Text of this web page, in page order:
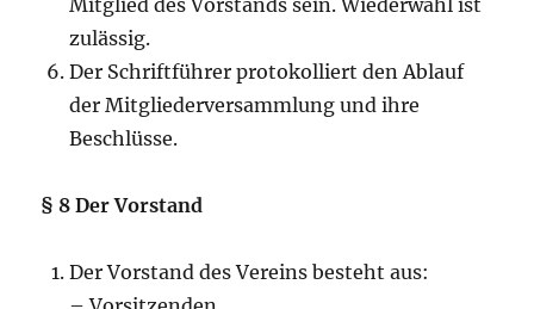
zulässig.
Der Schriftführer protokolliert den Ablauf
der Mitgliederversammlung und ihre
Beschlüsse.
§ 8 Der Vorstand
Der Vorstand des Vereins besteht aus: